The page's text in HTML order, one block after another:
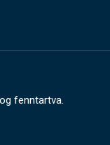
fenntartva.